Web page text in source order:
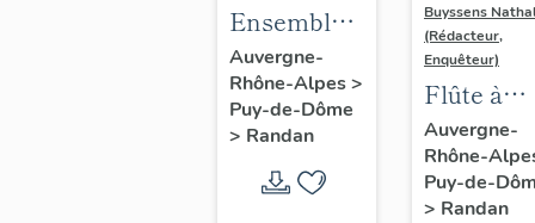
Ensemble
d'une
même
planche
d’Épinal (7)
Auvergne-
Rhône-Alpes>
Puy-de-Dôme
> Randan
Buyssens
(Rédacteur,
Enquêteur)
Flûte à
n° 11
Auvergne-
Rhône-
Puy-de-
> Randan